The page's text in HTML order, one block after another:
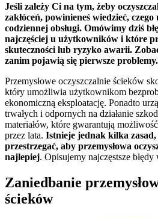
Jeśli zależy Ci na tym, żeby
zakłóceń, powinieneś wiedzieć,
codziennej obsługi. Omówimy dziś
najczęściej u użytkowników i które
skuteczności lub ryzyko awarii.
zanim pojawią się pierwsze problemy.
Przemysłowe oczyszczalnie ścieków
który umożliwia użytkownikom
ekonomiczną eksploatację. Ponadto
trwałych i odpornych na działanie
materiałów, które gwarantują
przez lata. Istnieje jednak kilka
przestrzegać, aby przemysłowa
najlepiej. Opisujemy najczęstsze
Zaniedbanie
ścieków